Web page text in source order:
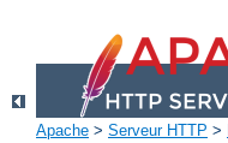
Apache > Serveur HTTP >